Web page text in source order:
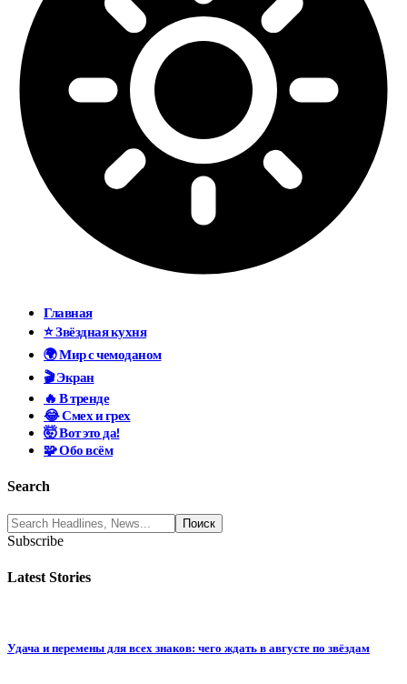
Главная
⭐ Звёздная кухня
🌍 Мир с чемоданом
🎬 Экран
🔥 В тренде
😂 Смех и грех
🤯 Вот это да!
🧩 Обо всём
Search
Subscribe
Latest Stories
Удача и перемены для всех знаков: чего ждать в августе по звёздам